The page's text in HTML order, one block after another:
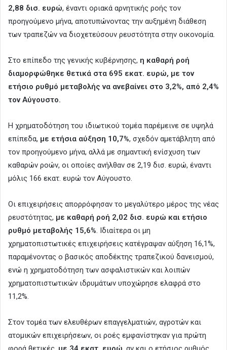
2,88 δισ. ευρώ, έναντι οριακά αρνητικής ροής τον
προηγούμενο μήνα, αποτυπώνοντας την αυξημένη διάθεση
των τραπεζών να διοχετεύσουν ρευστότητα στην οικονομία.
Στο επίπεδο της γενικής κυβέρνησης, η καθαρή ροή
διαμορφώθηκε θετικά στα 695 εκατ. ευρώ, με τον
ετήσιο ρυθμό μεταβολής να ανεβαίνει στο 3,2%, από 2,4%
τον Αύγουστο.
Η χρηματοδότηση του ιδιωτικού τομέα παρέμεινε σε υψηλά
επίπεδα, με ετήσια αύξηση 10,7%, σχεδόν αμετάβλητη από
τον προηγούμενο μήνα, αλλά με σημαντική ενίσχυση των
καθαρών ροών, οι οποίες ανήλθαν σε 2,19 δισ. ευρώ, έναντι
μόλις 166 εκατ. ευρώ τον Αύγουστο.
Οι επιχειρήσεις απορρόφησαν το μεγαλύτερο μέρος της νέας
ρευστότητας, με καθαρή ροή 2,02 δισ. ευρώ και ετήσιο
ρυθμό μεταβολής 15,6%. Ιδιαίτερα οι μη
χρηματοπιστωτικές επιχειρήσεις κατέγραψαν αύξηση 16,1%,
παραμένοντας ο βασικός αποδέκτης τραπεζικού δανεισμού,
ενώ η χρηματοδότηση των ασφαλιστικών και λοιπών
χρηματοπιστωτικών ιδρυμάτων υποχώρησε ελαφρά στο
11,2%.
Στον τομέα των ελευθέρων επαγγελματιών, αγροτών και
ατομικών επιχειρήσεων, οι ροές εμφανίστηκαν για πρώτη